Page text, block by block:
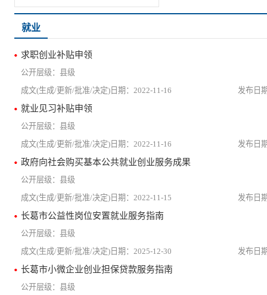
就业
求职创业补贴申领
县级
2022-11-16
就业见习补贴申领
县级
2022-11-16
政府向社会购买基本公共就业创业服务成果
县级
2022-11-15
长葛市公益性岗位安置就业服务指南
县级
2025-12-30
长葛市小微企业创业担保贷款服务指南
县级